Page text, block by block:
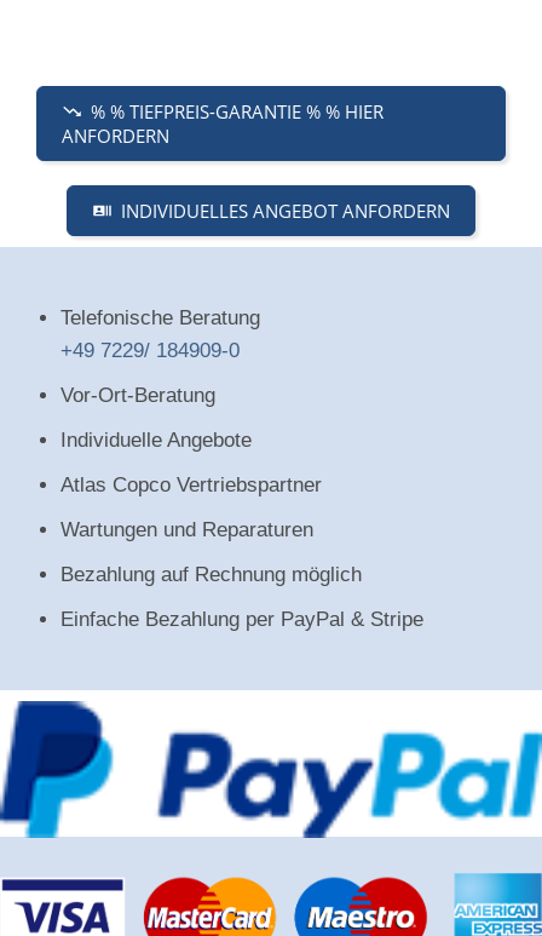
% % TIEFPREIS-GARANTIE % % HIER
ANFORDERN
INDIVIDUELLES ANGEBOT ANFORDERN
Telefonische Beratung
+49 7229/ 184909-0
Vor-Ort-Beratung
Individuelle Angebote
Atlas Copco Vertriebspartner
Wartungen und Reparaturen
Bezahlung auf Rechnung möglich
Einfache Bezahlung per PayPal & Stripe